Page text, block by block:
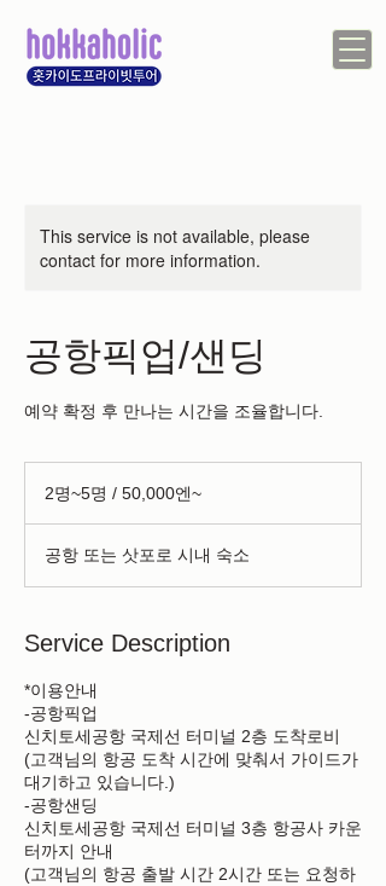
This service is not available, please
contact for more information.
공항픽업/샌딩
예약 확정 후 만나는 시간을 조율합니다.
2명~5명 / 50,000엔~
공항 또는 삿포로 시내 숙소
Service Description
*이용안내
-공항픽업
신치토세공항 국제선 터미널 2층 도착로비
(고객님의 항공 도착 시간에 맞춰서 가이드가
대기하고 있습니다.)
-공항샌딩
신치토세공항 국제선 터미널 3층 항공사 카운
터까지 안내
(고객님의 항공 출발 시간 2시간 또는 요청하